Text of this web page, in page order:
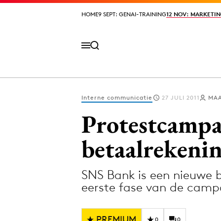
HOME9 SEPT: GENAI-TRAINING12 NOV:
HOME9 SEPT: GENAI-TRAINING12 NOV:
Design
Digital
Diversiteit
Interne communicatie 27 JULI 2011
SNS Bank is een
eerste fase van de
0 0